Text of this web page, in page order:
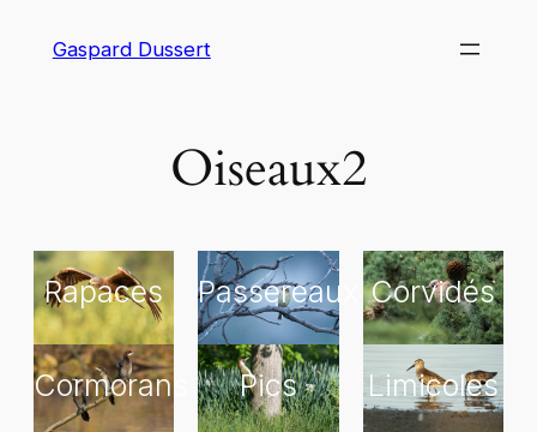
Gaspard Dussert
Oiseaux2
Rapaces Passereaux Corvidés
Cormorans Pics Limicoles